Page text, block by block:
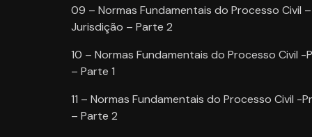
09 – Normas Fundamentais do Processo Civil
Jurisdição – Parte 2
10 – Normas Fundamentais do Processo Civil
– Parte 1
11 – Normas Fundamentais do Processo Civil
– Parte 2